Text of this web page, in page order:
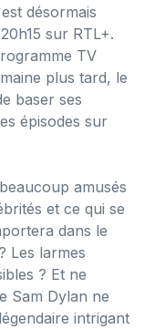
désormais
sur RTL+.
TV
plus tard, le
baser ses
épisodes sur
amusés
et ce qui se
dans le
Les larmes
? Et ne
Sam Dylan ne
intrigant